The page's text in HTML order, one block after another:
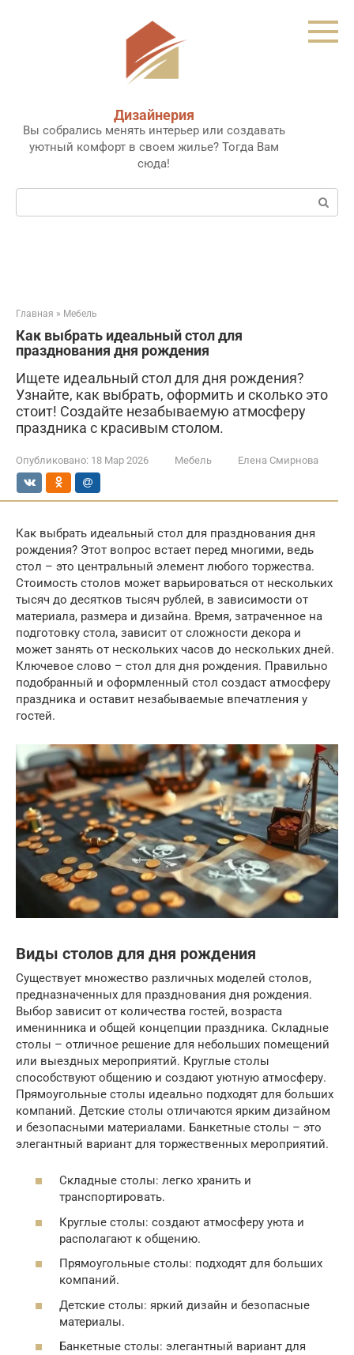
Дизайнерия
Вы собрались менять интерьер или создавать
уютный комфорт в своем жилье? Тогда Вам
сюда!
Поиск:
Главная » Мебель
Как выбрать идеальный стол для
празднования дня рождения
Ищете идеальный стол для дня рождения?
Узнайте, как выбрать, оформить и сколько это
стоит! Создайте незабываемую атмосферу
праздника с красивым столом.
Опубликовано: 18 Мар 2026 Мебель Елена Смирнова
Как выбрать идеальный стол для празднования дня
рождения? Этот вопрос встает перед многими, ведь
стол – это центральный элемент любого торжества.
Стоимость столов может варьироваться от нескольких
тысяч до десятков тысяч рублей, в зависимости от
материала, размера и дизайна. Время, затраченное на
подготовку стола, зависит от сложности декора и
может занять от нескольких часов до нескольких дней.
Ключевое слово – стол для дня рождения. Правильно
подобранный и оформленный стол создаст атмосферу
праздника и оставит незабываемые впечатления у
гостей.
Виды столов для дня рождения
Существует множество различных моделей столов,
предназначенных для празднования дня рождения.
Выбор зависит от количества гостей, возраста
именинника и общей концепции праздника. Складные
столы – отличное решение для небольших помещений
или выездных мероприятий. Круглые столы
способствуют общению и создают уютную атмосферу.
Прямоугольные столы идеально подходят для больших
компаний. Детские столы отличаются ярким дизайном
и безопасными материалами. Банкетные столы – это
элегантный вариант для торжественных мероприятий.
Складные столы: легко хранить и
транспортировать.
Круглые столы: создают атмосферу уюта и
располагают к общению.
Прямоугольные столы: подходят для больших
компаний.
Детские столы: яркий дизайн и безопасные
материалы.
Банкетные столы: элегантный вариант для